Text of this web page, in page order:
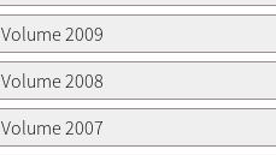
Volume 2009
Volume 2008
Volume 2007